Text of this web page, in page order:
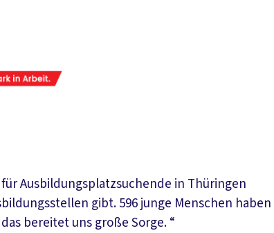
Ausbildungsplatzsuchende in Thüringen
gibt. 596 junge Menschen haben
bereitet uns große Sorge. “